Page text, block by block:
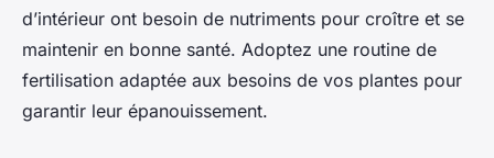
d’intérieur ont besoin de nutriments pour croître et se
maintenir en bonne santé. Adoptez une routine de
fertilisation adaptée aux besoins de vos plantes pour
garantir leur épanouissement.